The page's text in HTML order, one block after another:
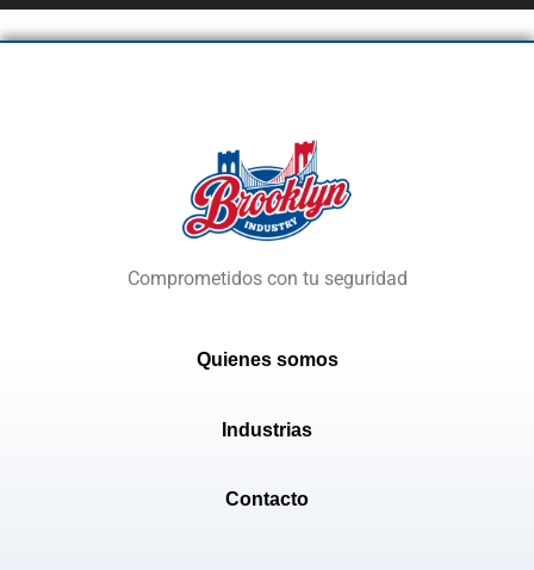
Comprometidos con tu seguridad
Quienes somos
Industrias
Contacto